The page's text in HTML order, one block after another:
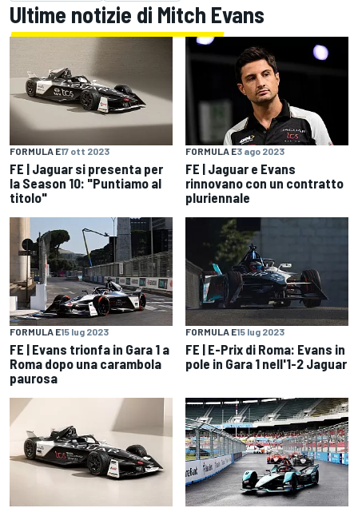
Ultime notizie di Mitch Evans
FORMULA E17 ott 2023
FE | Jaguar si presenta per
la Season 10: "Puntiamo al
titolo"
FORMULA E3 ago 2023
FE | Jaguar e Evans
rinnovano con un contratto
pluriennale
FORMULA E15 lug 2023
FE | Evans trionfa in Gara 1 a
Roma dopo una carambola
paurosa
FORMULA E15 lug 2023
FE | E-Prix di Roma: Evans in
pole in Gara 1 nell'1-2 Jaguar